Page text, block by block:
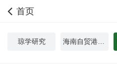
首页
琼学研究